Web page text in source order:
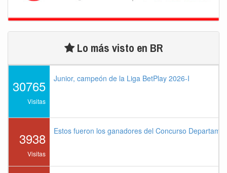
Lo más visto en BR
30765
Visitas
Junior, campeón de la Liga BetPlay 2026-I
3938
Visitas
Estos fueron los ganadores del Concurso